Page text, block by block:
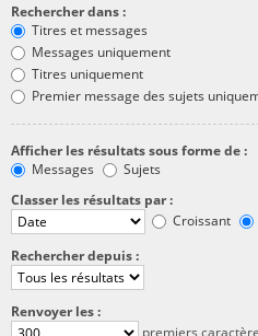
Rechercher dans :
Titres et messages
Messages uniquement
Titres uniquement
Premier message des sujets
Afficher les résultats sous forme de :
Messages
Sujets
Classer les résultats par :
Croissant
Rechercher depuis :
Renvoyer les :
premiers